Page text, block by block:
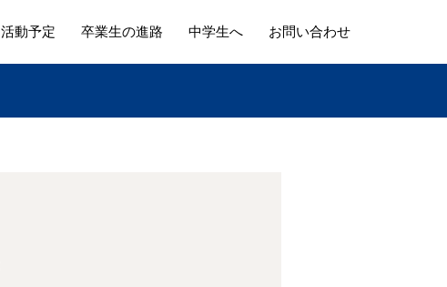
活動予定 卒業生の進路 中学生へ お問い合わせ